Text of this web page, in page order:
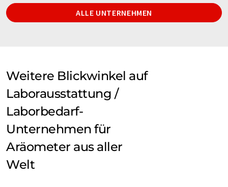
ALLE UNTERNEHMEN
Weitere Blickwinkel auf
Laborausstattung /
Laborbedarf-
Unternehmen für
Aräometer aus aller
Welt